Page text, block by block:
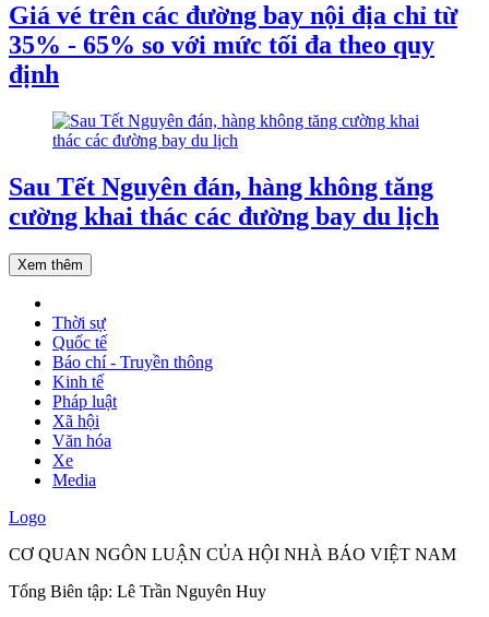
Giá vé trên các đường bay nội địa chỉ từ
35% - 65% so với mức tối đa theo quy
định
Sau Tết Nguyên đán, hàng không tăng
cường khai thác các đường bay du lịch
Xem thêm
Thời sự
Quốc tế
Báo chí - Truyền thông
Kinh tế
Pháp luật
Xã hội
Văn hóa
Xe
Media
Logo
CƠ QUAN NGÔN LUẬN CỦA HỘI NHÀ BÁO VIỆT NAM
Tổng Biên tập: Lê Trần Nguyên Huy